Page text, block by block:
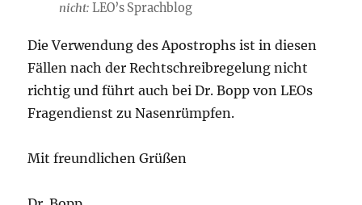
nicht: LEO’s Sprachblog
Die Verwendung des Apostrophs ist in diesen
Fällen nach der Rechtschreibregelung nicht
richtig und führt auch bei Dr. Bopp von LEOs
Fragendienst zu Nasenrümpfen.
Mit freundlichen Grüßen